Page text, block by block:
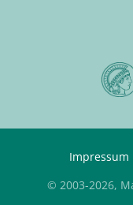
Impressum
© 2003-2026,